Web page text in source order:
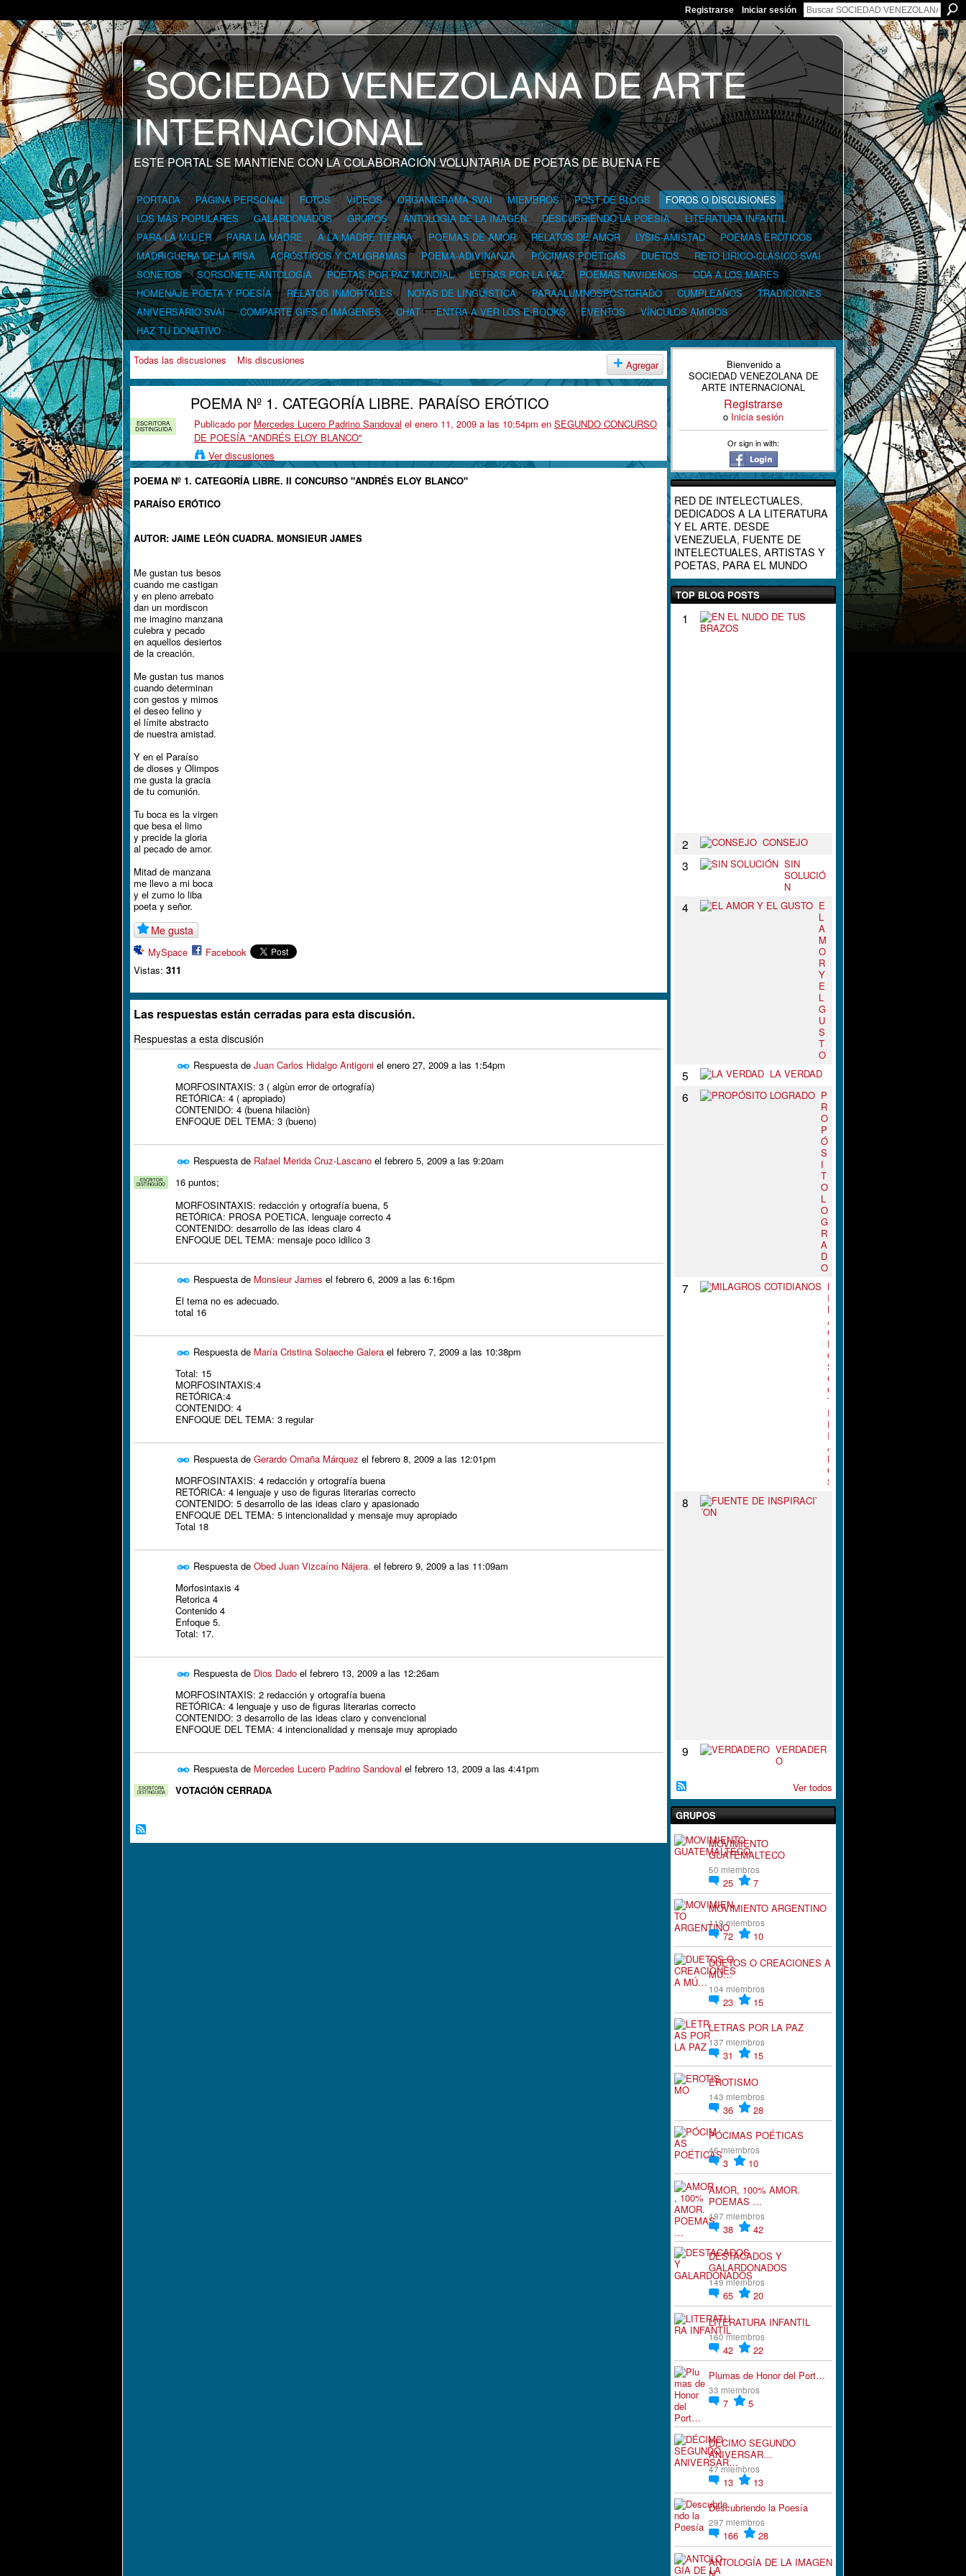
Registrarse Iniciar sesión
ESTE PORTAL SE MANTIENE CON LA COLABORACIÓN VOLUNTARIA DE POETAS DE BUENA FE
PORTADA PÁGINA PERSONAL FOTOS VIDEOS ORGANIGRAMA SVAI MIEMBROS POST DE BLOGS
FOROS O DISCUSIONES
LOS MÁS POPULARES
GALARDONADOS GRUPOS ANTOLOGÍA DE LA IMAGEN DESCUBRIENDO LA POESÍA
LITERATURA INFANTIL
PARA LA MUJER
PARA LA MADRE A LA MADRE TIERRA POEMAS DE AMOR RELATOS DE AMOR LYSIS-AMISTAD
POEMAS ERÓTICOS
MADRIGUERA DE LA RISA
ACRÓSTICOS Y CALIGRAMAS POEMA-ADIVINANZA PÓCIMAS POÉTICAS DUETOS
RETO LÍRICO-CLÁSICO SVAI
SONETOS
SORSONETE-ANTOLOGÍA POETAS POR PAZ MUNDIAL LETRAS POR LA PAZ POEMAS NAVIDEÑOS
ODA A LOS MARES
HOMENAJE POETA Y POESÍA
RELATOS INMORTALES NOTAS DE LINGÜÍSTICA PARAALUMNOSPOSTGRADO CUMPLEAÑOS
TRADICIONES
ANIVERSARIO SVAI
COMPARTE GIFS O IMÁGENES CHAT ENTRA A VER LOS E-BOOKS EVENTOS
VÍNCULOS AMIGOS
HAZ TU DONATIVO
Todas las discusiones Mis discusiones Agregar
ESCRITORA
DISTINGUIDA
POEMA Nº 1. CATEGORÍA LIBRE. PARAÍSO ERÓTICO
Publicado por Mercedes Lucero Padrino Sandoval el enero 11, 2009 a las 10:54pm en SEGUNDO CONCURSO
DE POESÍA "ANDRÉS ELOY BLANCO"
Ver discusiones
POEMA Nº 1. CATEGORÍA LIBRE. II CONCURSO "ANDRÉS ELOY BLANCO"
PARAÍSO ERÓTICO
AUTOR: JAIME LEÓN CUADRA. MONSIEUR JAMES
Me gustan tus besos
cuando me castigan
y en pleno arrebato
dan un mordiscon
me imagino manzana
culebra y pecado
en aquellos desiertos
de la creación.
Me gustan tus manos
cuando determinan
con gestos y mimos
el deseo felino y
el límite abstracto
de nuestra amistad.
Y en el Paraíso
de dioses y Olimpos
me gusta la gracia
de tu comunión.
Tu boca es la virgen
que besa el limo
y precide la gloria
al pecado de amor.
Mitad de manzana
me llevo a mi boca
y el zumo lo liba
poeta y señor.
Me gusta
MySpace
Facebook
Vistas: 311
Las respuestas están cerradas para esta discusión.
Respuestas a esta discusión
Respuesta de Juan Carlos Hidalgo Antigoni el enero 27, 2009 a las 1:54pm
MORFOSINTAXIS: 3 ( algùn error de ortografía)
RETÓRICA: 4 ( apropiado)
CONTENIDO: 4 (buena hilaciòn)
ENFOQUE DEL TEMA: 3 (bueno)
ESCRITOR
DISTINGUIDO
Respuesta de Rafael Merida Cruz-Lascano el febrero 5, 2009 a las 9:20am
16 puntos;
MORFOSINTAXIS: redacción y ortografía buena, 5
RETÓRICA: PROSA POETICA, lenguaje correcto 4
CONTENIDO: desarrollo de las ideas claro 4
ENFOQUE DEL TEMA: mensaje poco idilico 3
Respuesta de Monsieur James el febrero 6, 2009 a las 6:16pm
El tema no es adecuado.
total 16
Respuesta de María Cristina Solaeche Galera el febrero 7, 2009 a las 10:38pm
Total: 15
MORFOSINTAXIS:4
RETÓRICA:4
CONTENIDO: 4
ENFOQUE DEL TEMA: 3 regular
Respuesta de Gerardo Omaña Márquez el febrero 8, 2009 a las 12:01pm
MORFOSINTAXIS: 4 redacción y ortografía buena
RETÓRICA: 4 lenguaje y uso de figuras literarias correcto
CONTENIDO: 5 desarrollo de las ideas claro y apasionado
ENFOQUE DEL TEMA: 5 intencionalidad y mensaje muy apropiado
Total 18
Respuesta de Obed Juan Vizcaíno Nájera. el febrero 9, 2009 a las 11:09am
Morfosintaxis 4
Retorica 4
Contenido 4
Enfoque 5.
Total: 17.
Respuesta de Dios Dado el febrero 13, 2009 a las 12:26am
MORFOSINTAXIS: 2 redacción y ortografía buena
RETÓRICA: 4 lenguaje y uso de figuras literarias correcto
CONTENIDO: 3 desarrollo de las ideas claro y convencional
ENFOQUE DEL TEMA: 4 intencionalidad y mensaje muy apropiado
ESCRITORA
DISTINGUIDA
Respuesta de Mercedes Lucero Padrino Sandoval el febrero 13, 2009 a las 4:41pm
VOTACIÓN CERRADA
Bienvenido a
SOCIEDAD VENEZOLANA DE
ARTE INTERNACIONAL
Registrarse
o Inicia sesión
Or sign in with:
RED DE INTELECTUALES,
DEDICADOS A LA LITERATURA
Y EL ARTE. DESDE
VENEZUELA, FUENTE DE
INTELECTUALES, ARTISTAS Y
POETAS, PARA EL MUNDO
TOP BLOG POSTS
1
2 CONSEJO
3
SIN
SOLUCIÓ
N
4
E
L
A
M
O
R
Y
E
L
G
U
S
T
O
5 LA VERDAD
6
P
R
O
P
Ó
S
I
T
O
L
O
G
R
A
D
O
7
M
I
L
A
G
R
O
S
C
O
T
I
D
I
A
N
O
8
9
VERDADER
O
Ver todos
GRUPOS
MOVIMIENTO
GUATEMALTECO
50 miembros
25
7
MOVIMIENTO ARGENTINO
119 miembros
72
10
DUETOS O CREACIONES A
MÚ…
104 miembros
23
15
LETRAS POR LA PAZ
137 miembros
31
15
EROTISMO
143 miembros
36
28
PÓCIMAS POÉTICAS
46 miembros
3
10
AMOR, 100% AMOR.
POEMAS …
197 miembros
38
42
DESTACADOS Y
GALARDONADOS
149 miembros
65
20
LITERATURA INFANTIL
160 miembros
42
22
Plumas de Honor del Port…
33 miembros
7 5
DÉCIMO SEGUNDO
ANIVERSAR…
47 miembros
13
13
Descubriendo la Poesía
297 miembros
166
28
ANTOLOGÍA DE LA IMAGEN
N…